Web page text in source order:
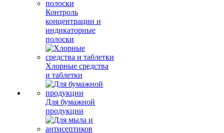
Контроль
концентрации и
индикаторные
полоски
Хлорные средства
и таблетки
Для бумажной
продукции